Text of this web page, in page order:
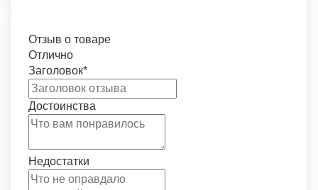
Отзыв о товаре
Отлично
Заголовок*
Достоинства
Недостатки